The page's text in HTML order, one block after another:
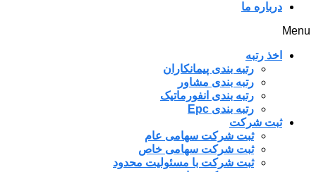
درباره ما
Menu
اخذ رتبه
رتبه بندی پیمانکاران
رتبه بندی مشاور
رتبه بندی انفورماتیک
رتبه بندی Epc
ثبت شرکت
ثبت شرکت سهامی عام
ثبت شرکت سهامی خاص
ثبت شرکت با مسئولیت محدود